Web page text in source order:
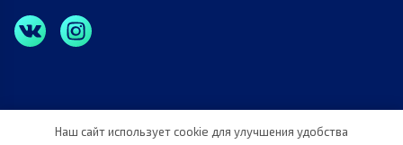
Наш сайт использует cookie для улучшения удобства